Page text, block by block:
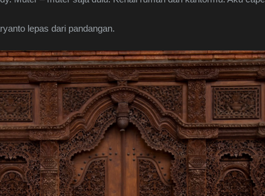
lepas dari pandangan.